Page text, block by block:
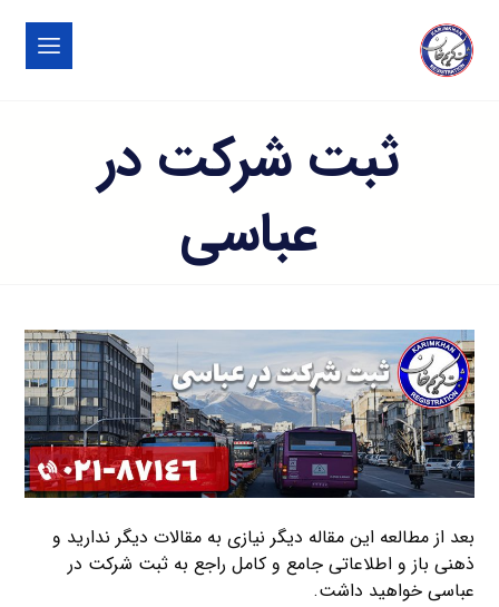
ثبت شرکت در
عباسی
بعد از مطالعه این مقاله دیگر نیازی به مقالات دیگر ندارید و
ذهنی باز و اطلاعاتی جامع و کامل راجع به ثبت شرکت در
عباسی خواهید داشت.